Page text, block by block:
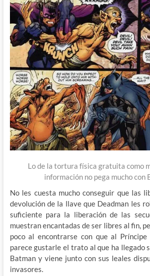
Lo de la tortura física gratuita como
información no pega mucho con
No les cuesta mucho conseguir que las
devolución de la llave que Deadman les
suficiente para la liberación de las
muestran encantadas de ser libres al fin,
poco al encontrarse con que al
parece gustarle el trato al que ha llegado
Batman y viene junto con sus leales
invasores.